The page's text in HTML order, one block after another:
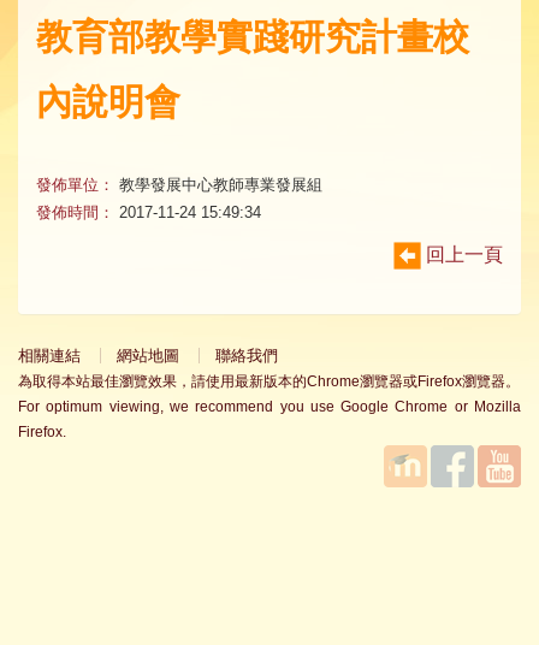
教育部教學實踐研究計畫校
內說明會
發佈單位： 教學發展中心教師專業發展組
發佈時間：
2017-11-24 15:49:34
回上一頁
相關連結 網站地圖 聯絡我們
為取得本站最佳瀏覽效果，請使用最新版本的Chrome瀏覽器或Firefox瀏覽器。
For optimum viewing, we recommend you use Google Chrome or Mozilla
Firefox.